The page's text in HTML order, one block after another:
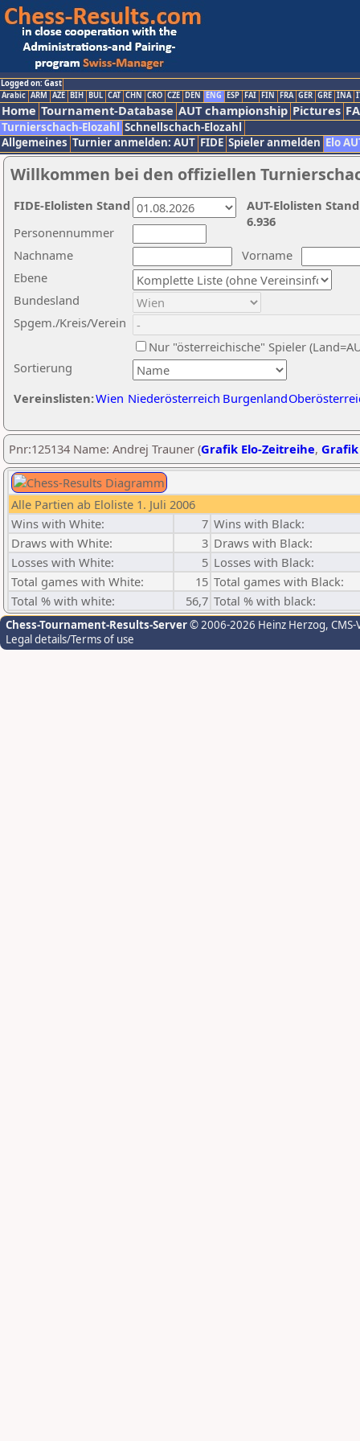
Logged on: Gast
Arabic ARM AZE BIH BUL CAT CHN CRO CZE DEN ENG ESP FAI FIN FRA GER GRE INA
Home Tournament-Database AUT championship Pictures
Turnierschach-Elozahl Schnellschach-Elozahl
Allgemeines Turnier anmelden: AUT FIDE Spieler anmelden Elo
Willkommen bei den offiziellen
Nachname
Vorname
Ebene
Sortierung
Personennummer
Bundesland
Spgem./Kreis/Verein
Nur "österreichische" Spieler
Vereinslisten:Wien Niederösterreich Burgenland
AUT-Elolisten
6.936
FIDE-Elolisten Stand
Pnr:125134 Name: Andrej Trauner (Grafik Elo-Zeitreihe,
Alle Partien ab Eloliste 1. Juli 2006
Wins with White:
7 Wins with Black:
Draws with White:
3 Draws with Black:
Losses with White:
5 Losses with Black:
Total games with White:
15 Total games with Black:
Total % with white:
56,7 Total % with black:
Chess-Tournament-Results-Server© 2006-2026 Heinz Herzog,
Legal details/Terms of use